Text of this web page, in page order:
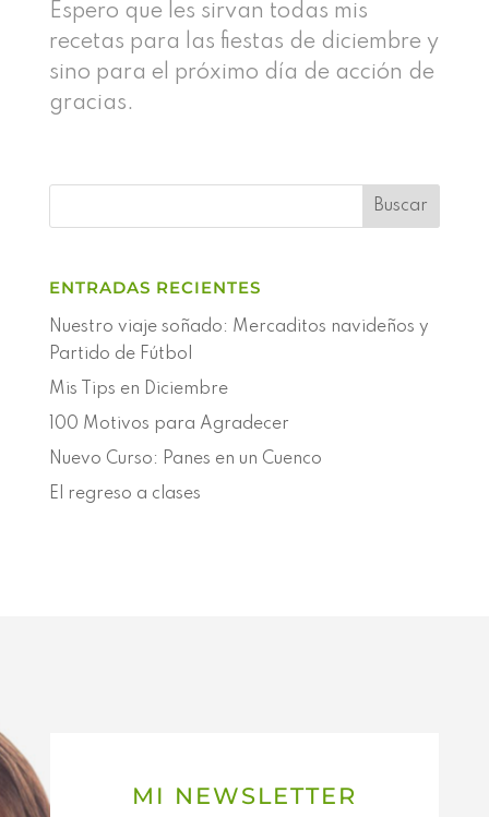
Espero que les sirvan todas mis
recetas para las fiestas de diciembre y
sino para el próximo día de acción de
gracias.
ENTRADAS RECIENTES
Nuestro viaje soñado: Mercaditos navideños y
Partido de Fútbol
Mis Tips en Diciembre
100 Motivos para Agradecer
Nuevo Curso: Panes en un Cuenco
El regreso a clases
MI NEWSLETTER